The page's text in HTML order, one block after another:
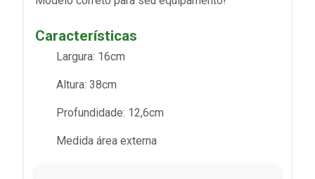
Características
Largura: 16cm
Altura: 38cm
Profundidade: 12,6cm
Medida área externa